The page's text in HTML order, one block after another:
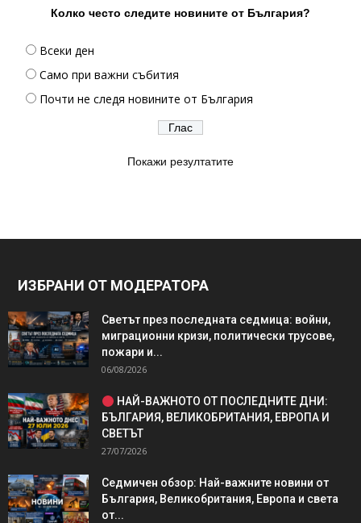
Колко често следите новините от България?
Всеки ден
Само при важни събития
Почти не следя новините от България
Покажи резултатите
ИЗБРАНИ ОТ МОДЕРАТОРА
Светът през последната седмица: войни,
миграционни кризи, политически трусове,
пожари и...
06/08/2026
НАЙ-ВАЖНОТО ОТ ПОСЛЕДНИТЕ ДНИ:
БЪЛГАРИЯ, ВЕЛИКОБРИТАНИЯ, ЕВРОПА И
СВЕТЪТ
27/07/2026
Седмичен обзор: Най-важните новини от
България, Великобритания, Европа и света
от...